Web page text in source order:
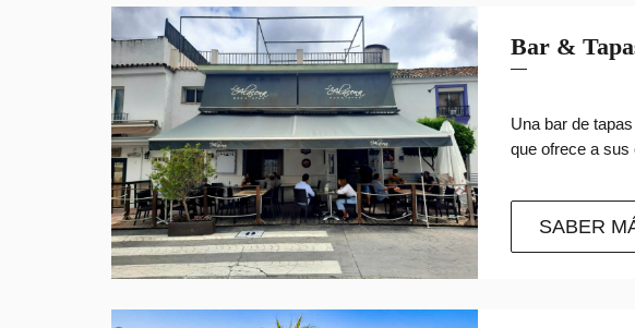
Bar &
Una bar de
que ofrece a sus
SABER